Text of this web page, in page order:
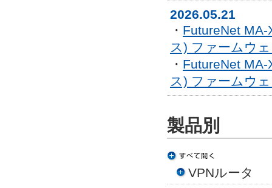
2026.05.21
・ FutureNet
ス) ファームウ
・ FutureNet
ス) ファームウ
製品別
VPNルータ